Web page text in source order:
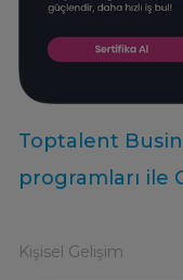
Toptalent
programları ile
Kişisel Gelişim